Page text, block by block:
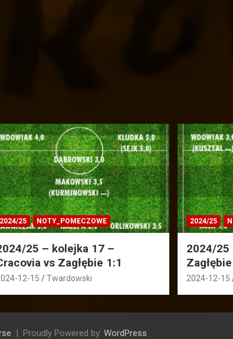
2024/25 NOTY_POMECZOWE
25 – kolejka 17 –
vs Zagłębie 1:1
12-15 Twardowski
2024/25
2024/25
2024-12-15
Proudly Powered by: WordPress